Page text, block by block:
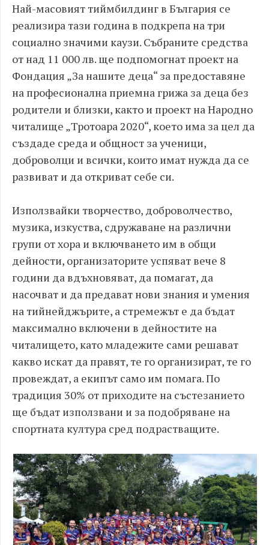
Най-масовият тиймбилдинг в България се
реализира тази година в подкрепа на три
социално значими каузи. Събраните средства
от над 11 000 лв. ще подпомогнат проект на
Фондация „За нашите деца“ за предоставяне
на професионална приемна грижа за деца без
родители и близки, както и проект на Народно
читалище „Тротоара 2020“, което има за цел да
създаде среда и общност за ученици,
доброволци и всички, които имат нужда да се
развиват и да откриват себе си.
Използвайки творчество, доброволчество,
музика, изкуства, сдружаване на различни
групи от хора и включването им в общи
дейности, организаторите успяват вече 8
години да вдъхновяват, да помагат, да
насочват и да предават нови знания и умения
на тийнейджърите, a стремежът е да бъдат
максимално включени в дейностите на
читалището, като младежите сами решават
какво искат да правят, те го организират, те го
провеждат, а екипът само им помага. По
традиция 30% от приходите на състезанието
ще бъдат използвани и за подобряване на
спортната култура сред подрастващите.